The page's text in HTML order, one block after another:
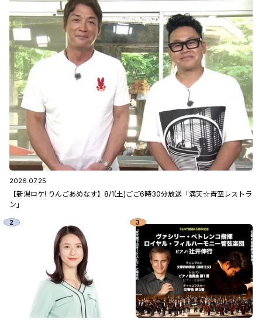
2026.07.25
【新潟ロケ! りんごあめなす】8/1(土)ごご6時30分放送「満天☆青空レストラ
ン」